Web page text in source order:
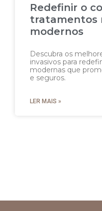
Redefinir o
tratamentos
modernos
Descubra os
invasivos para
modernas que
e seguros.
LER MAIS »